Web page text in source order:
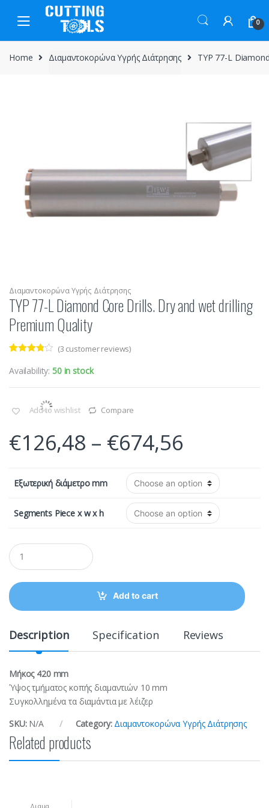
0
Home Διαμαντοκορώνα Υγρής Διάτρησης TYP 77-L
Διαμαντοκορώνα Υγρής Διάτρησης
TYP 77-L Diamond Core Drills. Dry and wet drilling
Premium Quality
3.67out
based
custome
r ratings
(3 customer reviews)
Availability:50 in stock
Add to wishlist Compare
€126,48 – €674,56
Εξωτερική διάμετρο mm
Segments Piece x w x h
Q
u
a
t
i
Add to cart
Description Specification Reviews
Μήκος 420 mm
Ύψος τμήματος κοπής διαμαντιών 10 mm
Συγκολλημένα τα διαμάντια με λέιζερ
SKU: N/A Category: Διαμαντοκορώνα Υγρής Διάτρησης
Related products
Διαμα